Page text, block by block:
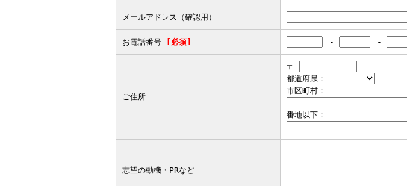
メールアドレス（確認用）
お電話番号 [必須] - -
ご住所
〒
-
都道府県：
市区町村：
番地以下：
志望の動機・PRなど